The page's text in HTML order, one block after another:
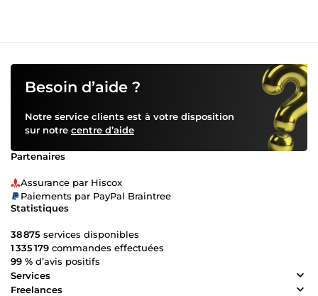
Besoin d’aide ?
Notre service clients est à votre disposition
sur notre centre d’aide
Partenaires
Assurance par Hiscox
Paiements par PayPal Braintree
Statistiques
38 875 services disponibles
1 335 179 commandes effectuées
99 % d’avis positifs
Services
Freelances